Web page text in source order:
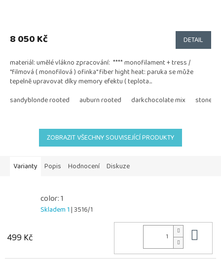
8 050 Kč DETAIL
materiál: umělé vlákno zpracování: **** monofilament + tress /
"filmová ( monofilová ) ofinka" fiber hight heat: paruka se může
tepelně upravovat díky memory efektu ( teplota...
sandyblonde rooted
auburn rooted darkchocolate mix
ZOBRAZIT VŠECHNY SOUVISEJÍCÍ PRODUKTY
Varianty Popis Hodnocení Diskuze
color: 1
Skladem 1| 3516/1
499 Kč